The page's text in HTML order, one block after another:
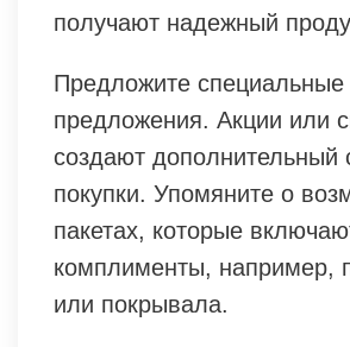
получают надежный
Предложите специальные
предложения. Акции или
создают дополнительный
покупки. Упомяните о
пакетах, которые
комплименты, например,
или покрывала.